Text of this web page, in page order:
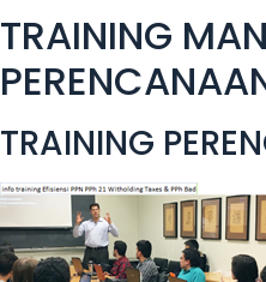
TRAINING
TRAINING